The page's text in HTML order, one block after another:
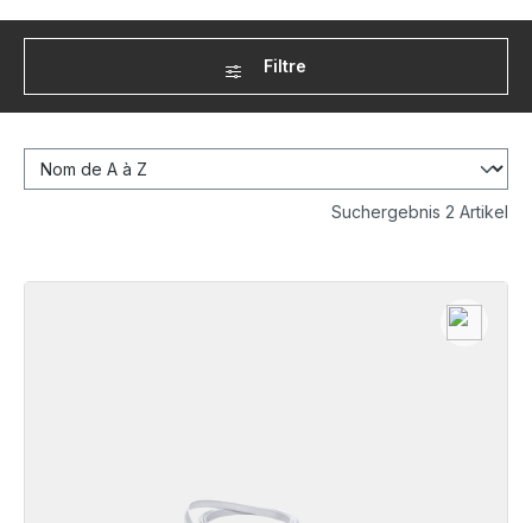
Filtre
Suchergebnis 2 Artikel